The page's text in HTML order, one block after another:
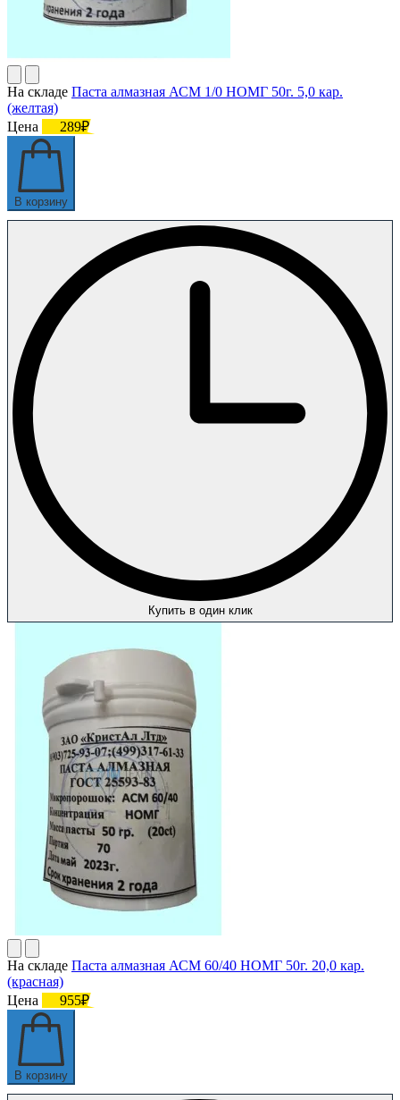
На складе Паста алмазная АСМ 1/0 НОМГ 50г. 5,0 кар.
(желтая)
Цена
289₽
В корзину
Купить в один клик
На складе Паста алмазная АСМ 60/40 НОМГ 50г. 20,0 кар.
(красная)
Цена
955₽
В корзину